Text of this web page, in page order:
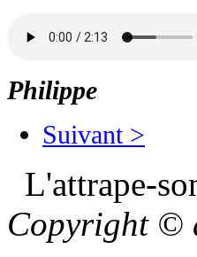
Philippe
Suivant >
Copyright ©